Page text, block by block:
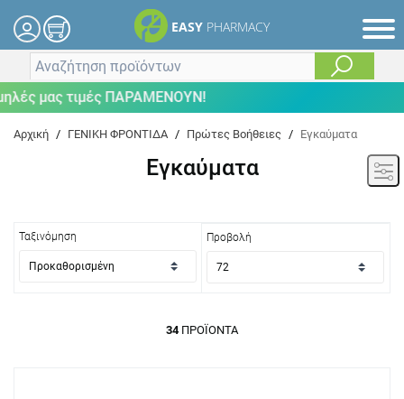
EASY PHARMACY
τιμές ΠΑΡΑΜΕΝΟΥΝ!
Αρχική / ΓΕΝΙΚΗ ΦΡΟΝΤΙΔΑ / Πρώτες Βοήθειες / Εγκαύματα
Εγκαύματα
Ταξινόμηση Προβολή
34ΠΡΟΪΌΝΤΑ